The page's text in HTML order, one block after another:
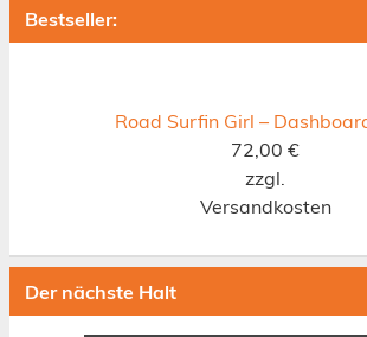
Bestseller:
Road Surfin Girl –
72,00 €
zzgl.
Versandkosten
Der nächste Halt